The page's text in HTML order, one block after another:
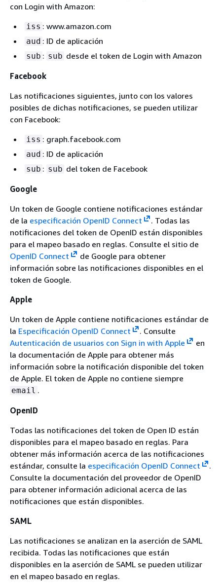
con Login with Amazon:
iss : www.amazon.com
aud : ID de aplicación
sub : sub desde el token de Login with Amazon
Facebook
Las notificaciones siguientes, junto con los valores
posibles de dichas notificaciones, se pueden utilizar
con Facebook:
iss : graph.facebook.com
aud : ID de aplicación
sub : sub del token de Facebook
Google
Un token de Google contiene notificaciones estándar
de la especificación OpenID Connect
. Todas las
notificaciones del token de OpenID están disponibles
para el mapeo basado en reglas. Consulte el sitio de
OpenID Connect
de Google para obtener
información sobre las notificaciones disponibles en el
token de Google.
Apple
Un token de Apple contiene notificaciones estándar de
la Especificación OpenID Connect
. Consulte
Autenticación de usuarios con Sign in with Apple
en
la documentación de Apple para obtener más
información sobre la notificación disponible del token
de Apple. El token de Apple no contiene siempre
email .
OpenID
Todas las notificaciones del token de Open ID están
disponibles para el mapeo basado en reglas. Para
obtener más información acerca de las notificaciones
estándar, consulte la especificación OpenID Connect
.
Consulte la documentación del proveedor de OpenID
para obtener información adicional acerca de las
notificaciones que están disponibles.
SAML
Las notificaciones se analizan en la aserción de SAML
recibida. Todas las notificaciones que están
disponibles en la aserción de SAML se pueden utilizar
en el mapeo basado en reglas.